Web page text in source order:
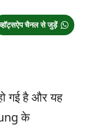
व्हॉट्सऐप चैनल से जुड़ें
गई है और यह
के